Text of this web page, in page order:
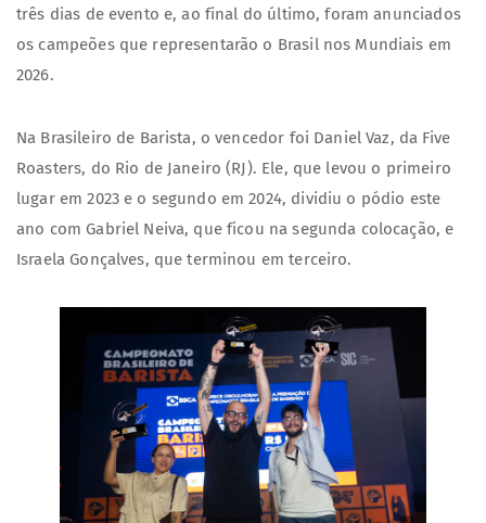
três dias de evento e, ao final do último, foram anunciados
os campeões que representarão o Brasil nos Mundiais em
2026.
Na Brasileiro de Barista, o vencedor foi Daniel Vaz, da Five
Roasters, do Rio de Janeiro (RJ). Ele, que levou o primeiro
lugar em 2023 e o segundo em 2024, dividiu o pódio este
ano com Gabriel Neiva, que ficou na segunda colocação, e
Israela Gonçalves, que terminou em terceiro.